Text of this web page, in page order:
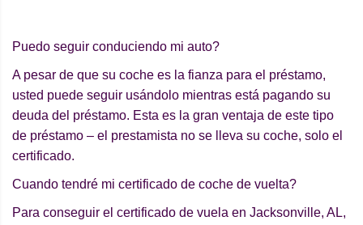
Puedo seguir conduciendo mi auto?
A pesar de que su coche es la fianza para el préstamo,
usted puede seguir usándolo mientras está pagando su
deuda del préstamo. Esta es la gran ventaja de este tipo
de préstamo – el prestamista no se lleva su coche, solo el
certificado.
Cuando tendré mi certificado de coche de vuelta?
Para conseguir el certificado de vuela en Jacksonville, AL,